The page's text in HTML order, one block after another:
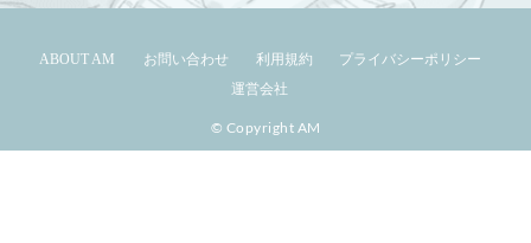
ABOUT AM お問い合わせ 利用規約
プライバシーポリシー
運営会社
© Copyright AM